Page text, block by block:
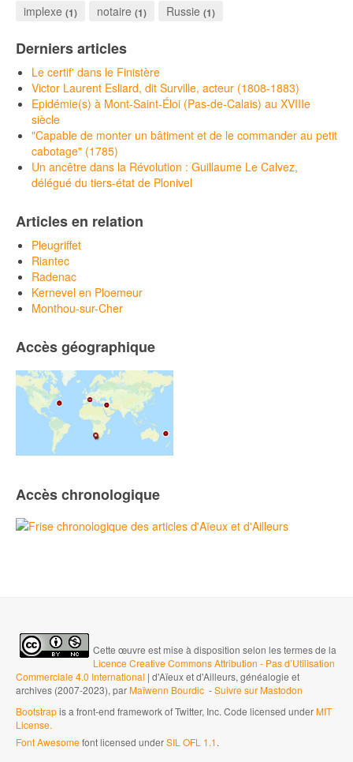
implexe (1) notaire (1) Russie (1)
Derniers articles
Le certif' dans le Finistère
Victor Laurent Esliard, dit Surville, acteur (1808-1883)
Epidémie(s) à Mont-Saint-Éloi (Pas-de-Calais) au XVIIIe
siècle
"Capable de monter un bâtiment et de le commander au petit
cabotage" (1785)
Un ancêtre dans la Révolution : Guillaume Le Calvez,
délégué du tiers-état de Plonivel
Articles en relation
Pleugriffet
Riantec
Radenac
Kernevel en Ploemeur
Monthou-sur-Cher
Accès géographique
Accès chronologique
Cette œuvre est mise à disposition selon les termes de la
Licence Creative Commons Attribution - Pas d’Utilisation
Commerciale 4.0 International | d'Aïeux et d'Ailleurs, généalogie et
archives (2007-2023), parMaïwenn Bourdic -Suivre sur Mastodon
Bootstrapis a front-end framework of Twitter, Inc. Code licensed underMIT
License.
Font Awesomefont licensed underSIL OFL 1.1.